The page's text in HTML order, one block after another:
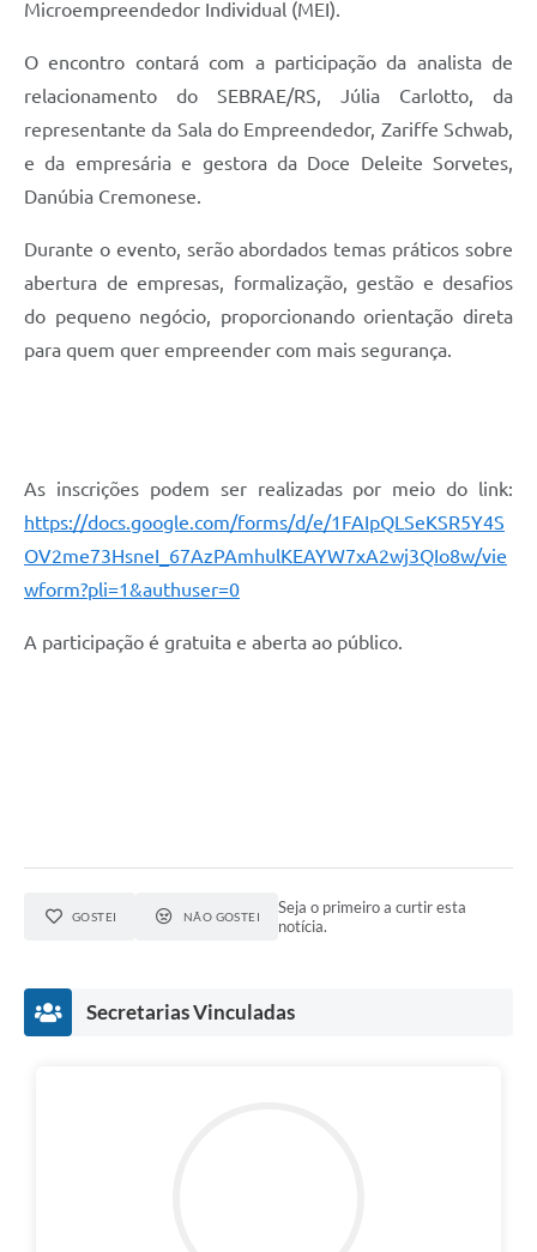
Microempreendedor Individual (MEI).
O encontro contará com a participação da analista de
relacionamento do SEBRAE/RS, Júlia Carlotto, da
representante da Sala do Empreendedor, Zariffe Schwab,
e da empresária e gestora da Doce Deleite Sorvetes,
Danúbia Cremonese.
Durante o evento, serão abordados temas práticos sobre
abertura de empresas, formalização, gestão e desafios
do pequeno negócio, proporcionando orientação direta
para quem quer empreender com mais segurança.
As inscrições podem ser realizadas por meio do link:
https://docs.google.com/forms/d/e/1FAIpQLSeKSR5Y4S
OV2me73HsneI_67AzPAmhulKEAYW7xA2wj3QIo8w/vie
wform?pli=1&authuser=0
A participação é gratuita e aberta ao público.
GOSTEI NÃO GOSTEI
Seja o primeiro a curtir esta
notícia.
Secretarias Vinculadas